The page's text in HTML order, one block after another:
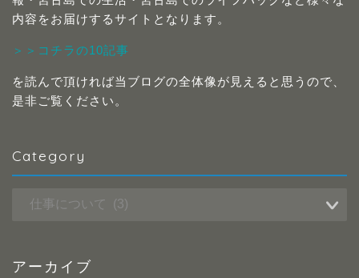
内容をお届けするサイトとなります。
＞＞コチラの10記事
を読んで頂ければ当ブログの全体像が見えると思うので、
是非ご覧ください。
Category
アーカイブ